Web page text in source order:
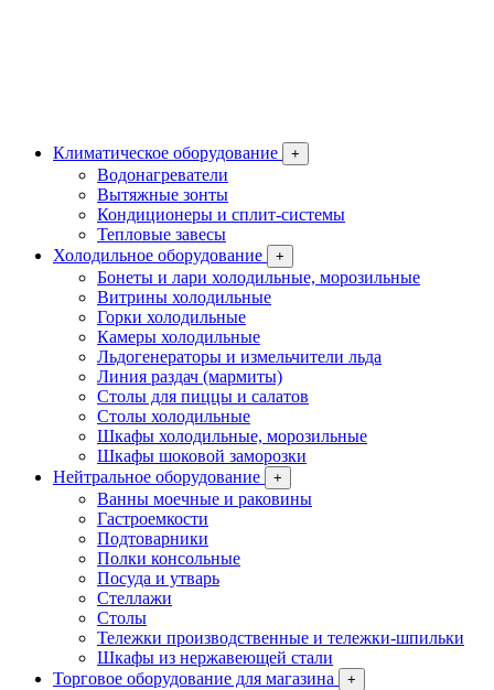
Климатическое оборудование +
Водонагреватели
Вытяжные зонты
Кондиционеры и сплит-системы
Тепловые завесы
Холодильное оборудование
+
Бонеты и лари холодильные, морозильные
Витрины холодильные
Горки холодильные
Камеры холодильные
Льдогенераторы и измельчители льда
Линия раздач (мармиты)
Столы для пиццы и салатов
Столы холодильные
Шкафы холодильные, морозильные
Шкафы шоковой заморозки
Нейтральное оборудование
+
Ванны моечные и раковины
Гастроемкости
Подтоварники
Полки консольные
Посуда и утварь
Стеллажи
Столы
Тележки производственные и тележки-шпильки
Шкафы из нержавеющей стали
Торговое оборудование для магазина
+